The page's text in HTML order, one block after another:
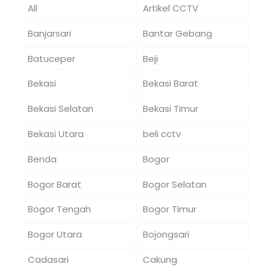
All
Artikel CCTV
Banjarsari
Bantar Gebang
Batuceper
Beji
Bekasi
Bekasi Barat
Bekasi Selatan
Bekasi Timur
Bekasi Utara
beli cctv
Benda
Bogor
Bogor Barat
Bogor Selatan
Bogor Tengah
Bogor Timur
Bogor Utara
Bojongsari
Cadasari
Cakung